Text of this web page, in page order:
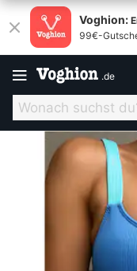
Voghion:
en
99€-
.de